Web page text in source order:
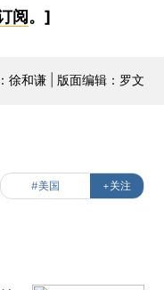
阅 。]
徐和谦 | 版面编辑：罗文
#美国 +关注